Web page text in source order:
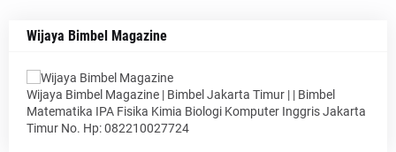
Wijaya Bimbel Magazine
Wijaya Bimbel Magazine | Bimbel Jakarta Timur | | Bimbel
Matematika IPA Fisika Kimia Biologi Komputer Inggris Jakarta
Timur No. Hp: 082210027724